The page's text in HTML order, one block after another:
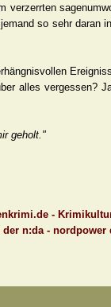
verzerrten
so sehr daran
alles vergessen?
geholt."
-
der n:da - nordpower